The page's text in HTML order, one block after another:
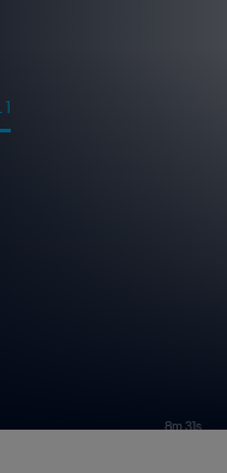
8m 31s